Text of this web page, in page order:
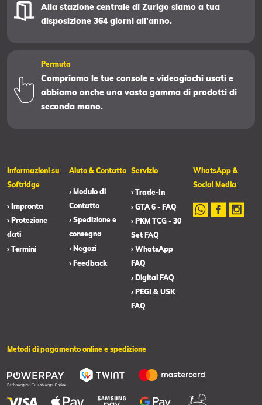
Alla stazione centrale di Zurigo siamo a tua
disposizione 364 giorni all'anno.
Permuta
Compriamo le tue console e videogiochi usati e
abbiamo anche una vasta gamma di prodotti di
seconda mano.
Informazioni su
Softridge
› Impronta
› Protezione
dati
› Termini
Aiuto & Contatto
› Modulo di
Contatto
› Spedizione e
consegna
› Negozi
› Feedback
Servizio
› Trade-In
› GTA 6 - FAQ
› PKM TCG - 30
Set FAQ
› WhatsApp
FAQ
› Digital FAQ
› PEGI & USK
FAQ
WhatsApp &
Social Media
Metodi di pagamento online e spedizione